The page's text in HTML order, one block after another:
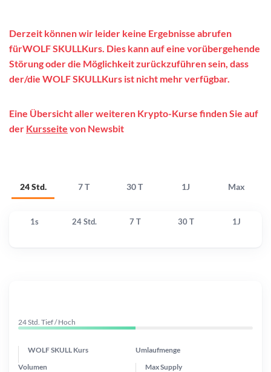
24 Std. 7 T 30 T 1J Max
Derzeit können wir leider keine Ergebnisse abrufen
fürWOLF SKULLKurs. Dies kann auf eine vorübergehende
Störung oder die Möglichkeit zurückzuführen sein, dass
der/die WOLF SKULLKurs ist nicht mehr verfügbar.
Eine Übersicht aller weiteren Krypto-Kurse finden Sie auf
der Kursseite von Newsbit
1s 24 Std. 7 T 30 T 1J
24 Std. Tief / Hoch
WOLF SKULL Kurs Umlaufmenge
Max Supply
Volumen